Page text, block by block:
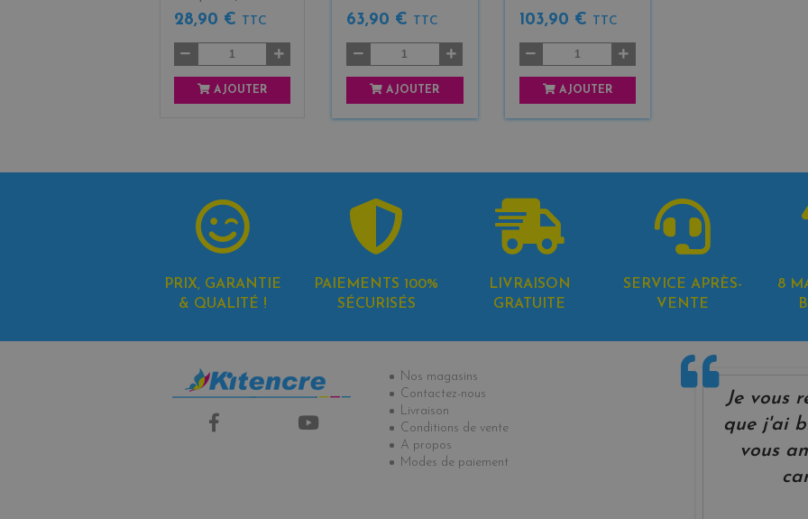
28,90 € TTC
AJOUTER
63,90 € TTC
AJOUTER
103,90 € TTC
AJOUTER
PRIX, GARANTIE
& QUALITÉ !
PAIEMENTS 100%
SÉCURISÉS
LIVRAISON
GRATUITE
SERVICE APRÈS-
VENTE
8
Informations
Nos magasins
Contactez-nous
Livraison
Conditions de vente
A propos
Modes de paiement
Je vous
que j'ai
vous